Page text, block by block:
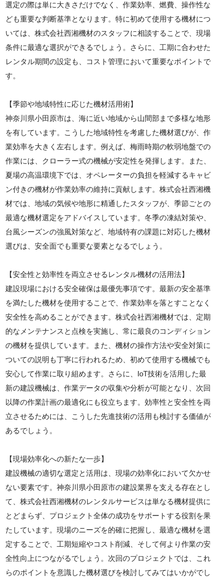
選定の際は単に大きさだけでなく、作業効率、燃費、操作性な
ども重要な判断基準となります。特に初めて使用する機材につ
いては、株式会社西湘機材のスタッフに相談することで、現場
条件に最適な選択ができるでしょう。さらに、工期に合わせた
レンタル期間の設定も、コスト管理において重要なポイントで
す。
【季節や地域特性に応じた機材活用術】
神奈川県小田原市は、海に近い地域から山間部まで多様な地形
を有しています。こうした地域特性を考慮した機材選びが、作
業効率を大きく左右します。例えば、梅雨時期の軟弱地盤での
作業には、クローラー式の機械が安定性を発揮します。また、
夏場の高温環境下では、オペレーターの負担を軽減するキャビ
ン付きの機材が作業効率の維持に貢献します。株式会社西湘機
材では、地域の気候や地形に精通したスタッフが、季節ごとの
最適な機材選定をアドバイスしています。冬季の凍結対策や、
台風シーズンの強風対策など、地域特有の課題に対応した機材
選びは、安全面でも重要な要素となるでしょう。
【安全性と効率性を両立させるレンタル機材の活用法】
建設現場における安全確保は最優先事項です。最新の安全基準
を満たした機材を使用することで、作業効率を落とすことなく
安全性を高めることができます。株式会社西湘機材では、定期
的なメンテナンスと点検を実施し、常に最良のコンディション
の機材を提供しています。また、機材の操作方法や安全対策に
ついての説明も丁寧に行われるため、初めて使用する機械でも
安心して作業に取り組めます。さらに、IoT技術を活用した最
新の建設機械は、作業データの収集や分析が可能となり、次回
以降の作業計画の最適化にも役立ちます。効率性と安全性を両
立させるためには、こうした先進技術の活用も検討する価値が
あるでしょう。
【現場効率化への新たな一歩】
建設機械の適切な選定と活用は、現場の効率化において欠かせ
ない要素です。神奈川県小田原市の建設業界を支える存在とし
て、株式会社西湘機材のレンタルサービスは単なる機材提供に
とどまらず、プロジェクト全体の成功をサポートする役割を果
たしています。現場のニーズを的確に把握し、最適な機材を選
定することで、工期短縮やコスト削減、そして何より作業の安
全性向上につながるでしょう。次回のプロジェクトでは、これ
らのポイントを意識した機材選びを検討してみてはいかがでし